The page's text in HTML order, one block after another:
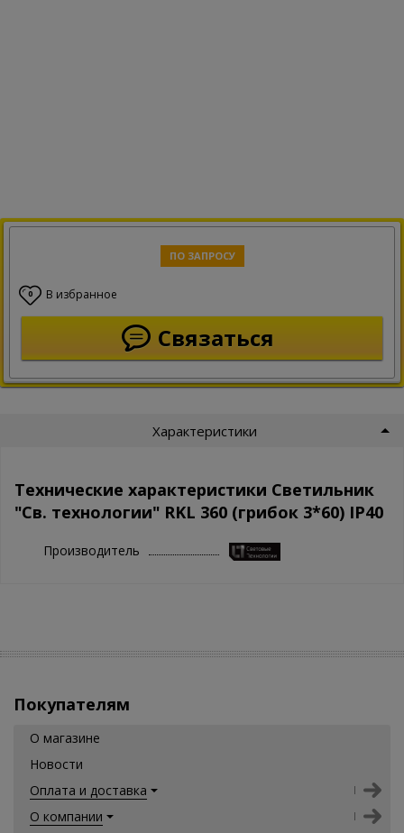
ПО ЗАПРОСУ
0 В избранное
Связаться
Характеристики
Технические характеристики Светильник
"Св. технологии" RKL 360 (грибок 3*60) IP40
Производитель
Покупателям
О магазине
Новости
Оплата и доставка
О компании